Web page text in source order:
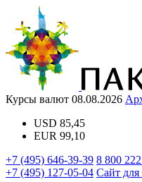
Курсы валют 08.08.2026
USD 85,45
EUR 99,10
+7 (495) 646-39-39 8 800
+7 (495) 127-05-04 Сайт для